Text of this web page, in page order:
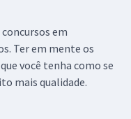
em
Ter em mente os
você tenha como se
mais qualidade.